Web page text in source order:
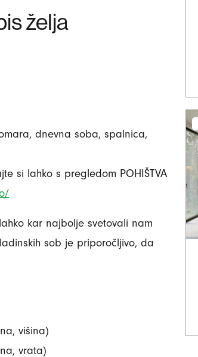
želja
dnevna soba, spalnica,
si lahko s pregledom POHIŠTVA
kar najbolje svetovali nam
sob je priporočljivo, da
višina)
vrata)